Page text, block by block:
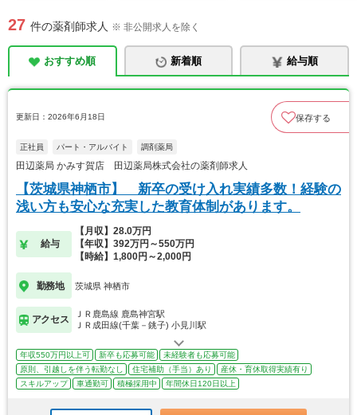
27 件の薬剤師求人 ※ 非公開求人を除く
おすすめ順 新着順 給与順
更新日：2026年6月18日 保存する
正社員 パート・アルバイト 調剤薬局
田辺薬局 かみす賀店 田辺薬局株式会社の薬剤師求人
【茨城県神栖市】 新卒の受け入れ実績多数！経験の
浅い方も安心な充実した教育体制があります。
給与
【月収】28.0万円
【年収】392万円～550万円
【時給】1,800円～2,000円
勤務地 茨城県 神栖市
アクセス
ＪＲ鹿島線 鹿島神宮駅
ＪＲ成田線(千葉－銚子) 小見川駅
年収550万円以上可 新卒も応募可能
未経験者も応募可能
原則、引越しを伴う転勤なし
住宅補助（手当）あり
産休・育休取得実績有り
スキルアップ
車通勤可 積極採用中 年間休日120日以上